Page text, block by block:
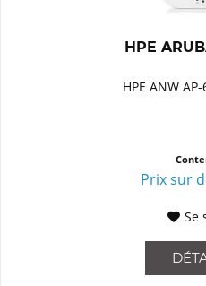
HPE
HPE ANW
Prix sur
Se